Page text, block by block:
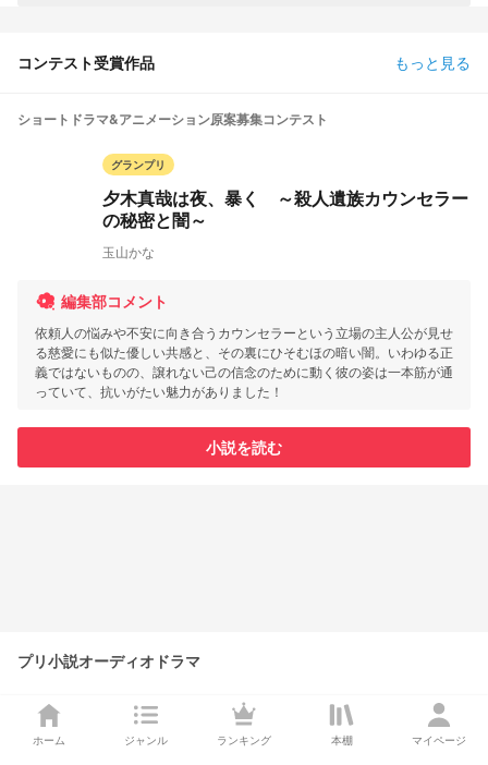
ホーム ジャンル ランキング 本棚 マイページ
コンテスト受賞作品 もっと見る
ショートドラマ&アニメーション原案募集コンテスト
グランプリ
夕木真哉は夜、暴く ～殺人遺族カウンセラー
の秘密と闇～
玉山かな
編集部コメント
依頼人の悩みや不安に向き合うカウンセラーという立場の主人公が見せ
る慈愛にも似た優しい共感と、その裏にひそむほの暗い闇。いわゆる正
義ではないものの、譲れない己の信念のために動く彼の姿は一本筋が通
っていて、抗いがたい魅力がありました！
小説を読む
プリ小説オーディオドラマ